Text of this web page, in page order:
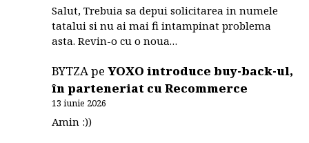
Salut, Trebuia sa depui solicitarea in numele
tatalui si nu ai mai fi intampinat problema
asta. Revin-o cu o noua…
BYTZApeYOXO introduce buy-back-ul,
în parteneriat cu Recommerce
13 iunie 2026
Amin :))